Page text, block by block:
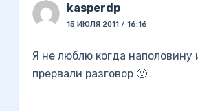
kasperdp
15 ИЮЛЯ 2011 / 16:16
Я не люблю когда наполовину
прервали разговор 🙂